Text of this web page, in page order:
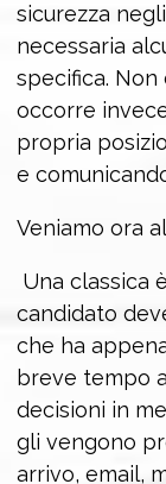
sicurezza
necessaria
specifica. Non
occorre
propria
e
Veniamo ora
Una classica
candidato
che ha
breve tempo
decisioni in
gli vengono
arrivo, email,